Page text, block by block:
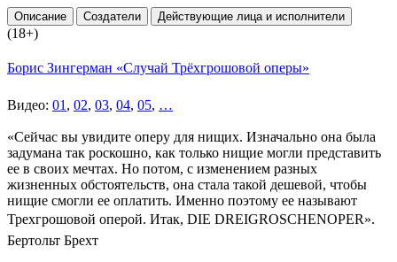
Описание Создатели Действующие лица и исполнители
(18+)
Борис Зингерман «Случай Трёхгрошовой оперы»
Видео: 01 , 02, 03, 04, 05, …
«Сейчас вы увидите оперу для нищих. Изначально она была
задумана так роскошно, как только нищие могли представить
ее в своих мечтах. Но потом, с изменением разных
жизненных обстоятельств, она стала такой дешевой, чтобы
нищие смогли ее оплатить. Именно поэтому ее называют
Трехгрошовой оперой. Итак, DIE DREIGROSCHENOPER».
Бертольт Брехт